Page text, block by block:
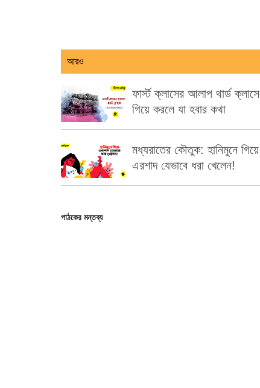
আরও
ফার্স্ট ক্লাসের আলাপ থার্ড ক্লাসে
গিয়ে করলে যা হবার কথা
মধ্যরাতের কৌতুক: হানিমুনে গিয়ে
এরশাদ যেভাবে ধরা খেলেন!
পাঠকের মন্তব্য